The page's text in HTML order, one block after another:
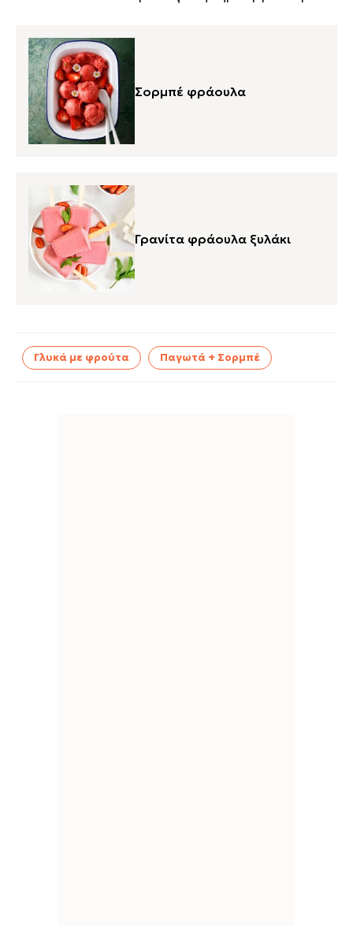
Σορμπέ φράουλα
Γρανίτα φράουλα ξυλάκι
Γλυκά με φρούτα Παγωτά + Σορμπέ